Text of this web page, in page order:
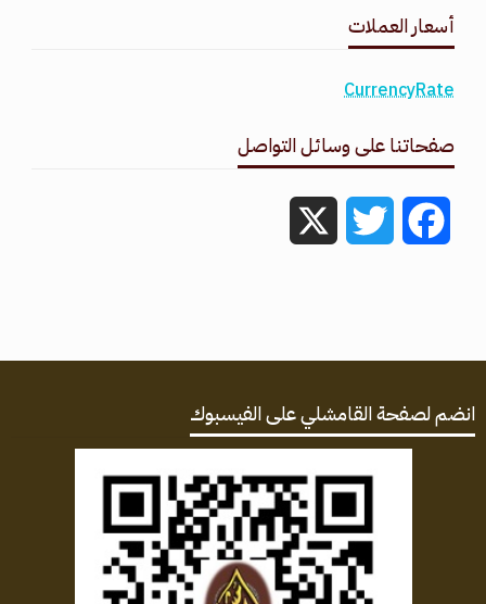
أسعار العملات
CurrencyRate
صفحاتنا على وسائل التواصل
Facebook
Twitter
انضم لصفحة القامشلي على الفيسبوك